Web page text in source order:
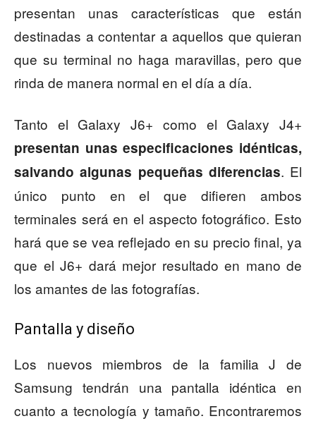
presentan unas características que están
destinadas a contentar a aquellos que quieran
que su terminal no haga maravillas, pero que
rinda de manera normal en el día a día.
Tanto el Galaxy J6+ como el Galaxy J4+
presentan unas especificaciones idénticas,
salvando algunas pequeñas diferencias. El
único punto en el que difieren ambos
terminales será en el aspecto fotográfico. Esto
hará que se vea reflejado en su precio final, ya
que el J6+ dará mejor resultado en mano de
los amantes de las fotografías.
Pantalla y diseño
Los nuevos miembros de la familia J de
Samsung tendrán una pantalla idéntica en
cuanto a tecnología y tamaño. Encontraremos